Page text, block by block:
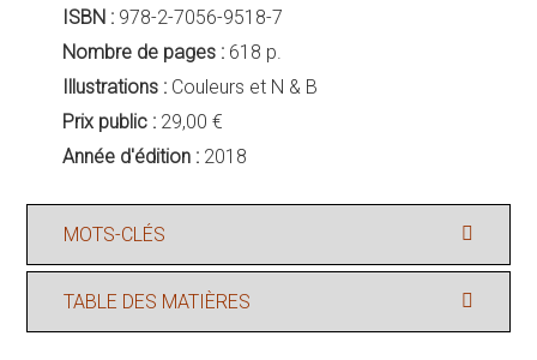
ISBN : 978-2-7056-9518-7
Nombre de pages : 618 p.
Illustrations : Couleurs et N & B
Prix public : 29,00 €
Année d'édition : 2018
MOTS-CLÉS
TABLE DES MATIÈRES